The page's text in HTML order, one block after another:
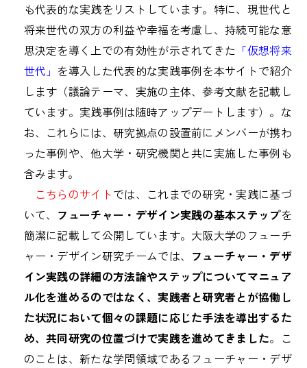
も代表的な実践をリストしています。特に、現世代と
将来世代の双方の利益や幸福を考慮し、持続可能な意
思決定を導く上での有効性が示されてきた 「仮想将来
世代」 を導入した代表的な実践事例を本サイトで紹介
します（議論テーマ、実施の主体、参考文献を記載し
ています。実践事例は随時アップデートします）。な
お、これらには、研究拠点の設置前にメンバーが携わ
った事例や、他大学・研究機関と共に実施した事例も
含みます。
こちらのサイト では、これまでの研究・実践に基づ
いて、 フューチャー・デザイン実践の基本ステップを
簡潔に記載して公開しています。大阪大学のフューチ
ャー・デザイン研究チームでは、 フューチャー・デザ
イン実践の詳細の方法論やステップについてマニュア
ル化を進めるのではなく、実践者と研究者とが協働し
た状況において個々の課題に応じた手法を導出するた
め、共同研究の位置づけで実践を進めてきました。こ
のことは、新たな学問領域であるフューチャー・デザ